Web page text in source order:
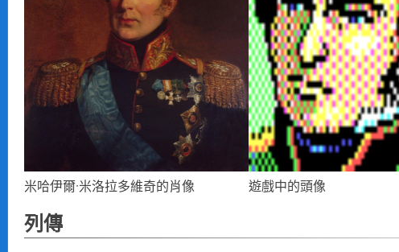
米哈伊爾·米洛拉多維奇的肖像 遊戲中的頭像
列傳